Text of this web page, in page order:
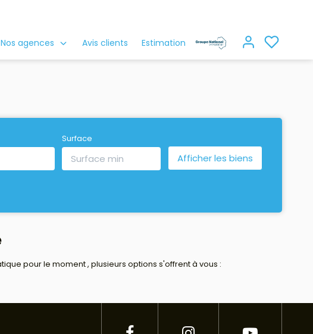
Nos agences Avis clients Estimation
Surface
pour le moment , plusieurs options s'offrent à vous :